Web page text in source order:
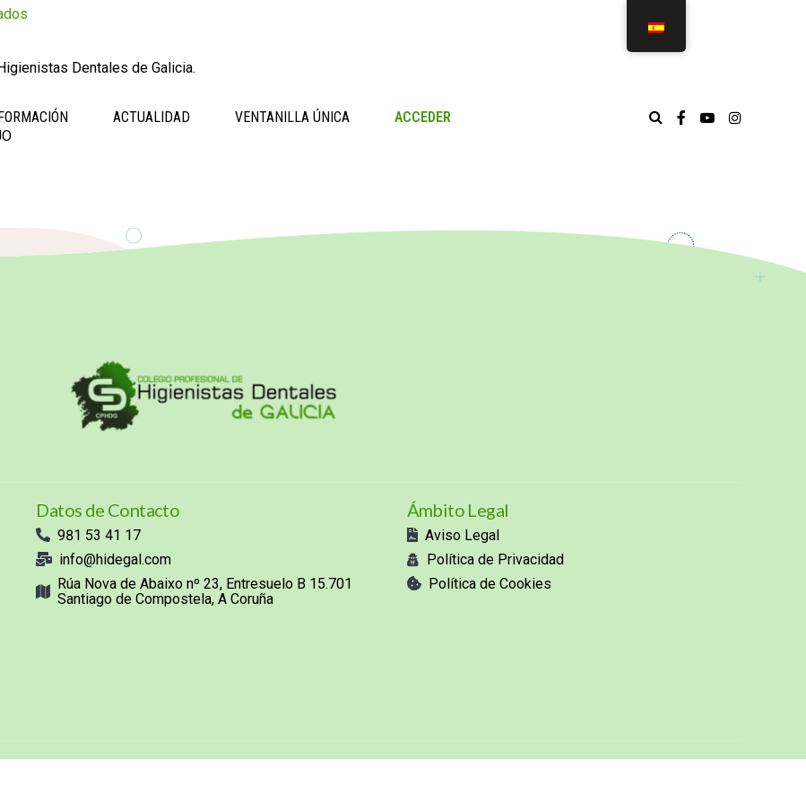
ACTUALIDAD VENTANILLA ÚNICA ACCEDER
Dentales de Galicia.
Datos de Contacto
981 53 41 17
info@hidegal.com
Rúa Nova de Abaixo nº 23, Entresuelo B 15.701
Santiago de Compostela, A Coruña
Ámbito Legal
Aviso Legal
Política de Privacidad
Política de Cookies